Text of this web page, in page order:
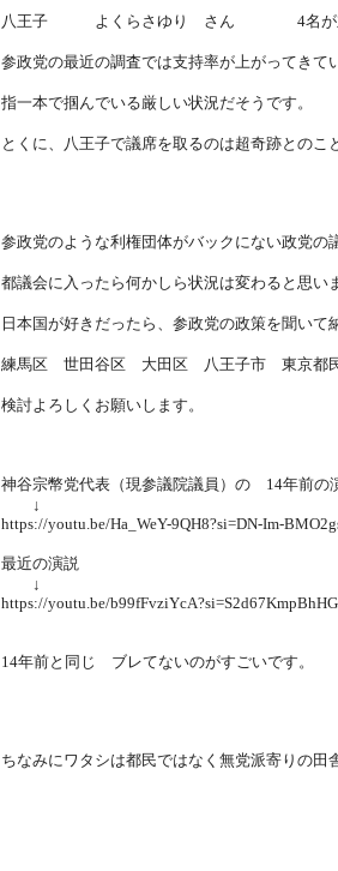
八王子 よくらさゆり さん 4名が立候
参政党の最近の調査では支持率が上がってきて
指一本で掴んでいる厳しい状況だそうです。
とくに、八王子で議席を取るのは超奇跡とのこ
参政党のような利権団体がバックにない政党の
都議会に入ったら何かしら状況は変わると思い
日本国が好きだったら、参政党の政策を聞いて
練馬区 世田谷区 大田区 八王子市 東京都民
検討よろしくお願いします。
神谷宗幣党代表（現参議院議員）の 14年前の
↓
https://youtu.be/Ha_WeY-9QH8?si=DN-Im-
最近の演説
↓
https://youtu.be/
14年前と同じ ブレてないのがすごいです。
ちなみにワタシは都民ではなく無党派寄りの田